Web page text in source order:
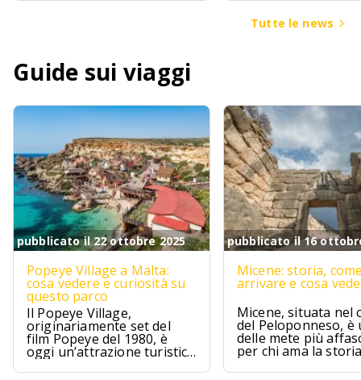
questo, un sogno
avvera per chi
un pizzico di
Tutte le news
Guide sui viaggi
pubblicato il 22 ottobre 2025
Popeye Village a Malta:
cosa vedere e curiosità su
questo parco
Il Popeye Village,
originariamente set del
film Popeye del 1980, è
oggi un’attrazione turistica
ad Anchor Bay, Malta.
pubblicato il 16
Micene: storia,
arrivare e cosa
Micene, situata nel
del Peloponneso, è
delle mete più
per chi ama la
l’archeologia.